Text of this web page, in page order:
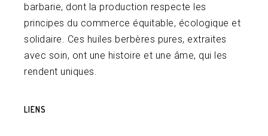
barbarie, dont la production respecte les
principes du commerce équitable, écologique et
solidaire. Ces huiles berbères pures, extraites
avec soin, ont une histoire et une âme, qui les
rendent uniques.
LIENS